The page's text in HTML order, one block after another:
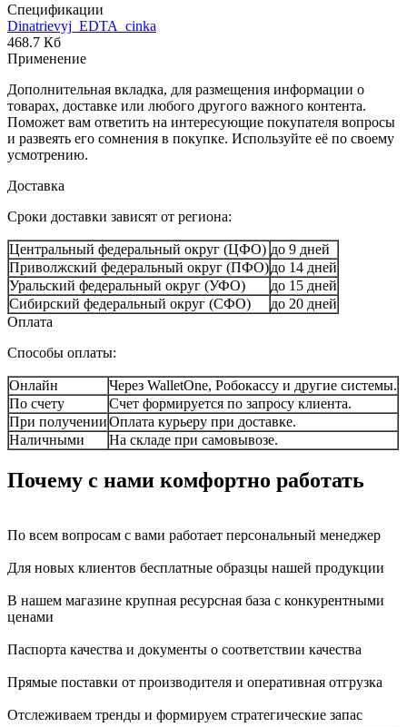
Спецификации
Dinatrievyj_EDTA_cinka
468.7 Кб
Применение
Дополнительная вкладка, для размещения информации о
товарах, доставке или любого другого важного контента.
Поможет вам ответить на интересующие покупателя вопросы
и развеять его сомнения в покупке. Используйте её по своему
усмотрению.
Доставка
Сроки доставки зависят от региона:
Центральный федеральный округ (ЦФО) до 9 дней
Приволжский федеральный округ (ПФО)до 14 дней
Уральский федеральный округ (УФО)
до 15 дней
Сибирский федеральный округ (СФО)
до 20 дней
Оплата
Способы оплаты:
Онлайн
Через WalletOne, Робокассу и другие системы.
По счету
Счет формируется по запросу клиента.
При полученииОплата курьеру при доставке.
Наличными
На складе при самовывозе.
Почему с нами комфортно работать
По всем вопросам с вами работает персональный менеджер
Для новых клиентов бесплатные образцы нашей продукции
В нашем магазине крупная ресурсная база с конкурентными
ценами
Паспорта качества и документы о соответствии качества
Прямые поставки от производителя и оперативная отгрузка
Отслеживаем тренды и формируем стратегические запас